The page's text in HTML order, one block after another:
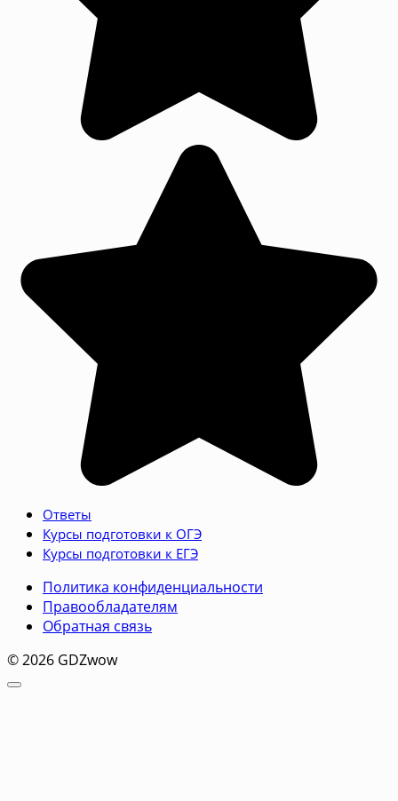
Ответы
Курсы подготовки к ОГЭ
Курсы подготовки к ЕГЭ
Политика конфиденциальности
Правообладателям
Обратная связь
© 2026 GDZwow